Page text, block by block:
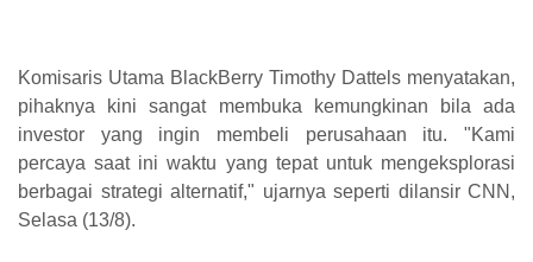
Komisaris Utama BlackBerry Timothy Dattels menyatakan,
pihaknya kini sangat membuka kemungkinan bila ada
investor yang ingin membeli perusahaan itu. "Kami
percaya saat ini waktu yang tepat untuk mengeksplorasi
berbagai strategi alternatif," ujarnya seperti dilansir CNN,
Selasa (13/8).